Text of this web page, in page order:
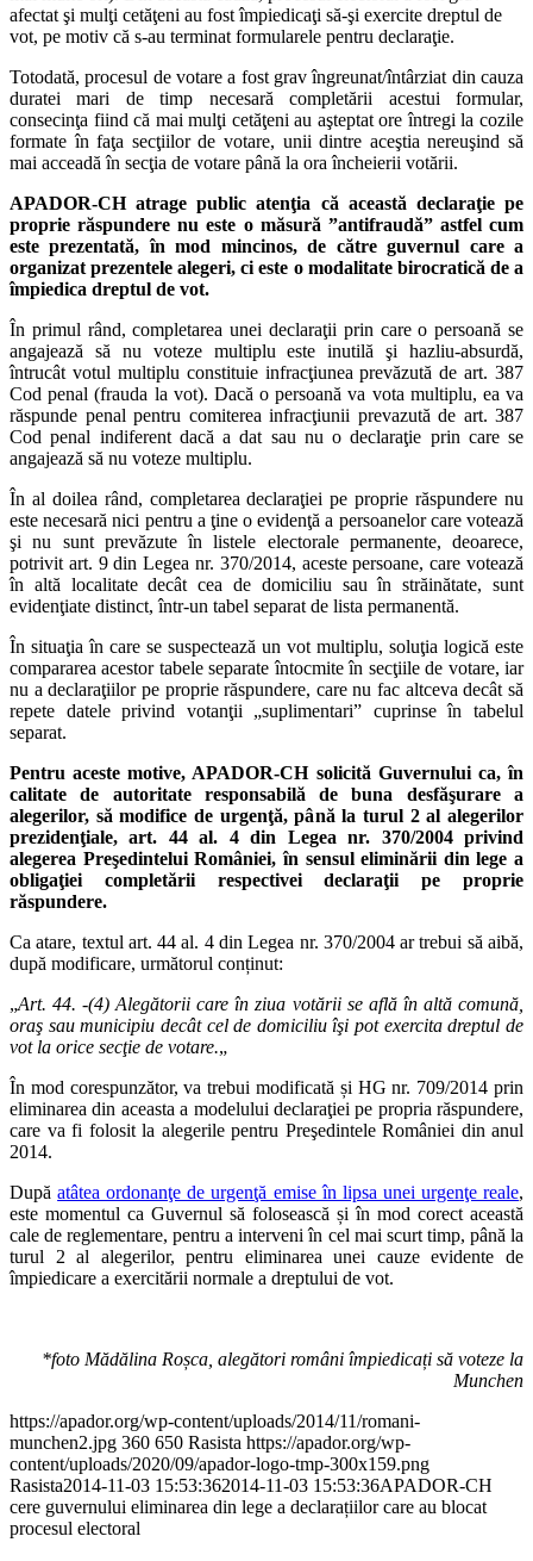
afectat şi mulţi cetăţeni au fost împiedicaţi să-şi exercite dreptul de
vot, pe motiv că s-au terminat formularele pentru declaraţie.
Totodată, procesul de votare a fost grav îngreunat/întârziat din cauza
duratei mari de timp necesară completării acestui formular,
consecinţa fiind că mai mulţi cetăţeni au aşteptat ore întregi la cozile
formate în faţa secţiilor de votare, unii dintre aceştia nereuşind să
mai acceadă în secţia de votare până la ora încheierii votării.
APADOR-CH atrage public atenţia că această declaraţie pe
proprie răspundere nu este o măsură ”antifraudă” astfel cum
este prezentată, în mod mincinos, de către guvernul care a
organizat prezentele alegeri, ci este o modalitate birocratică de a
împiedica dreptul de vot.
În primul rând, completarea unei declaraţii prin care o persoană se
angajează să nu voteze multiplu este inutilă şi hazliu-absurdă,
întrucât votul multiplu constituie infracţiunea prevăzută de art. 387
Cod penal (frauda la vot). Dacă o persoană va vota multiplu, ea va
răspunde penal pentru comiterea infracţiunii prevazută de art. 387
Cod penal indiferent dacă a dat sau nu o declaraţie prin care se
angajează să nu voteze multiplu.
În al doilea rând, completarea declaraţiei pe proprie răspundere nu
este necesară nici pentru a ţine o evidenţă a persoanelor care votează
şi nu sunt prevăzute în listele electorale permanente, deoarece,
potrivit art. 9 din Legea nr. 370/2014, aceste persoane, care votează
în altă localitate decât cea de domiciliu sau în străinătate, sunt
evidenţiate distinct, într-un tabel separat de lista permanentă.
În situaţia în care se suspectează un vot multiplu, soluţia logică este
compararea acestor tabele separate întocmite în secţiile de votare, iar
nu a declaraţiilor pe proprie răspundere, care nu fac altceva decât să
repete datele privind votanţii „suplimentari” cuprinse în tabelul
separat.
Pentru aceste motive, APADOR-CH solicită Guvernului ca, în
calitate de autoritate responsabilă de buna desfăşurare a
alegerilor, să modifice de urgenţă, până la turul 2 al alegerilor
prezidenţiale, art. 44 al. 4 din Legea nr. 370/2004 privind
alegerea Preşedintelui României, în sensul eliminării din lege a
obligaţiei completării respectivei declaraţii pe proprie
răspundere.
Ca atare, textul art. 44 al. 4 din Legea nr. 370/2004 ar trebui să aibă,
după modificare, următorul conținut:
„Art. 44. -(4) Alegătorii care în ziua votării se află în altă comună,
oraş sau municipiu decât cel de domiciliu îşi pot exercita dreptul de
vot la orice secţie de votare.„
În mod corespunzător, va trebui modificată și HG nr. 709/2014 prin
eliminarea din aceasta a modelului declaraţiei pe propria răspundere,
care va fi folosit la alegerile pentru Preşedintele României din anul
2014.
Dupăatâtea ordonanţe de urgenţă emise în lipsa unei urgenţe reale,
este momentul ca Guvernul să folosească și în mod corect această
cale de reglementare, pentru a interveni în cel mai scurt timp, până la
turul 2 al alegerilor, pentru eliminarea unei cauze evidente de
împiedicare a exercitării normale a dreptului de vot.
*foto Mădălina Roșca, alegători români împiedicați să voteze la
Munchen
https://apador.org/wp-content/uploads/2014/11/romani-
munchen2.jpg 360 650 Rasista https://apador.org/wp-
content/uploads/2020/09/apador-logo-tmp-300x159.png
Rasista2014-11-03 15:53:362014-11-03 15:53:36APADOR-CH
cere guvernului eliminarea din lege a declarațiilor care au blocat
procesul electoral